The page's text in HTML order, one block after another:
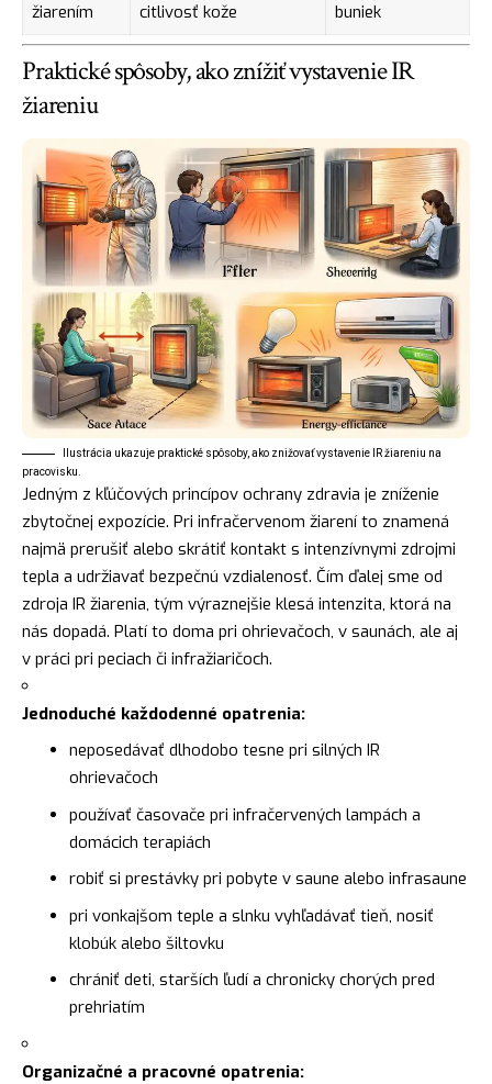
žiarením
citlivosť kože
buniek
Praktické spôsoby, ako znížiť vystavenie IR
žiareniu
Ilustrácia ukazuje praktické spôsoby, ako znižovať vystavenie IR žiareniu na
pracovisku.
Jedným z kľúčových princípov ochrany zdravia je zníženie
zbytočnej expozície. Pri infračervenom žiarení to znamená
najmä prerušiť alebo skrátiť kontakt s intenzívnymi zdrojmi
tepla a udržiavať bezpečnú vzdialenosť. Čím ďalej sme od
zdroja IR žiarenia, tým výraznejšie klesá intenzita, ktorá na
nás dopadá. Platí to doma pri ohrievačoch, v saunách, ale aj
v práci pri peciach či infražiaričoch.
Jednoduché každodenné opatrenia:
neposedávať dlhodobo tesne pri silných IR
ohrievačoch
používať časovače pri infračervených lampách a
domácich terapiách
robiť si prestávky pri pobyte v saune alebo infrasaune
pri vonkajšom teple a slnku vyhľadávať tieň, nosiť
klobúk alebo šiltovku
chrániť deti, starších ľudí a chronicky chorých pred
prehriatím
Organizačné a pracovné opatrenia: